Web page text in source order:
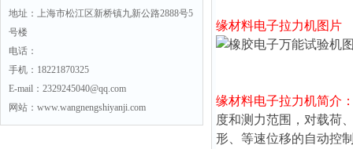
地址：上海市松江区新桥镇九新公路2888号5
号楼
电话：
手机：18221870325
E-mail：2329245040@qq.com
网站：www.wangnengshiyanji.com
缘材料电子拉力机图片
缘材料电子拉力机简介
度和测力范围，对载荷
形、等速位移的自动控